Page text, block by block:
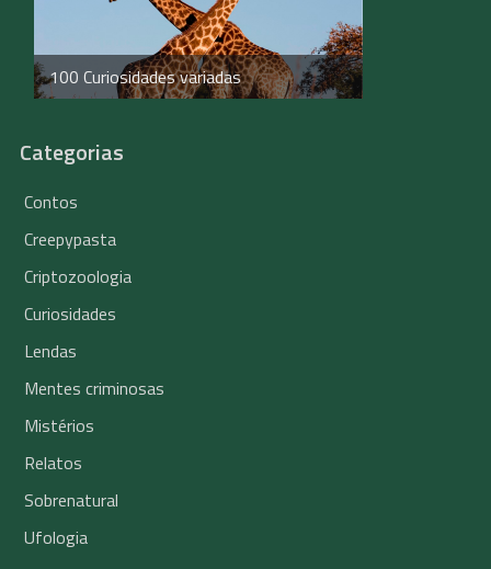
100 Curiosidades variadas
Categorias
Contos
Creepypasta
Criptozoologia
Curiosidades
Lendas
Mentes criminosas
Mistérios
Relatos
Sobrenatural
Ufologia